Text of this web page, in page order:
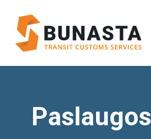
Paslaugos